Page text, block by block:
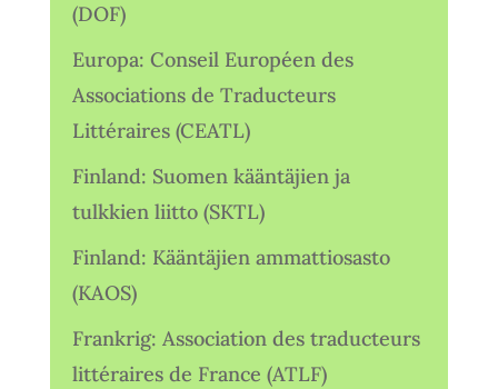
(DOF)
Europa: Conseil Européen des
Associations de Traducteurs
Littéraires (CEATL)
Finland: Suomen kääntäjien ja
tulkkien liitto (SKTL)
Finland: Kääntäjien ammattiosasto
(KAOS)
Frankrig: Association des traducteurs
littéraires de France (ATLF)